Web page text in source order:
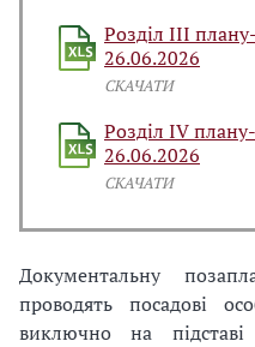
Розділ ІІІ
26.06.2026
СКАЧАТИ
Розділ IV
26.06.2026
СКАЧАТИ
Документальну
проводять посадові
виключно на